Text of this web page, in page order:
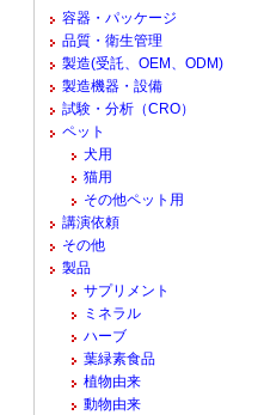
容器・パッケージ
品質・衛生管理
製造(受託、OEM、ODM)
製造機器・設備
試験・分析（CRO）
ペット
犬用
猫用
その他ペット用
講演依頼
その他
製品
サプリメント
ミネラル
ハーブ
葉緑素食品
植物由来
動物由来